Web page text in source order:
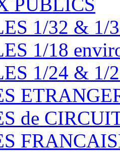
1/32 & 1/
1/18
1/24 & 1/
de